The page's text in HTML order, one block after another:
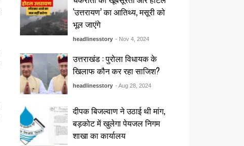
‘उत्तरायण’ का आतिथ्य, मसूरी को
भूल जाएंगे
headlinesstory - Nov 4, 2024
उत्तराखंड : पुरोला विधायक के
खिलाफ कौन कर रहा साजिश?
headlinesstory - Aug 28, 2024
दीपक बिजल्वाण ने उठाई थी मांग,
बड़कोट में खुलेगा पेयजल निगम
शाखा का कार्यालय